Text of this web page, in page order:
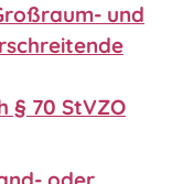
und
§ 70 StVZO